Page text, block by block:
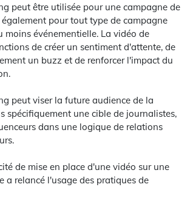
peut être utilisée pour une campagne de
pour tout type de campagne
moins événementielle. La vidéo de
de créer un sentiment d'attente, de
un buzz et de renforcer l'impact du
peut viser la future audience de la
spécifiquement une cible de journalistes,
dans une logique de relations
de mise en place d'une vidéo sur une
a relancé l'usage des pratiques de